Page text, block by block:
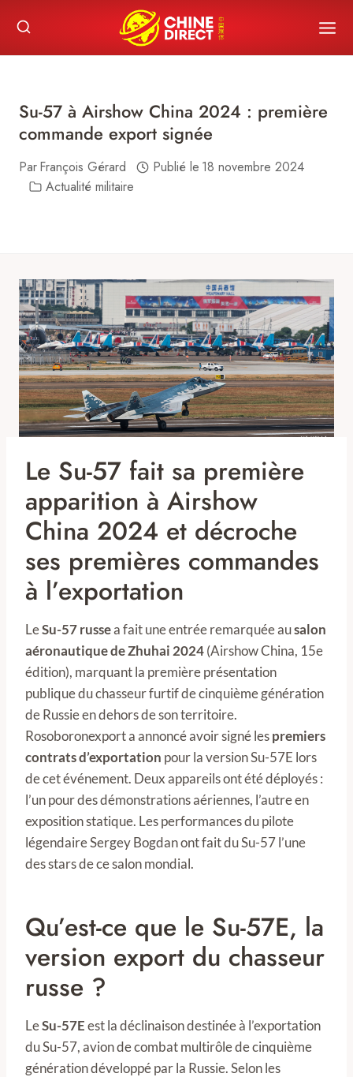
content
Su-57 à Airshow China 2024 : première
commande export signée
ParFrançois Gérard Publié le 18 novembre 2024
Actualité militaire
Le Su-57 fait sa première
apparition à Airshow
China 2024 et décroche
ses premières commandes
à l’exportation
LeSu-57 russea fait une entrée remarquée ausalon
aéronautique de Zhuhai 2024(Airshow China, 15e
édition), marquant la première présentation
publique du chasseur furtif de cinquième génération
de Russie en dehors de son territoire.
Rosoboronexport a annoncé avoir signé lespremiers
contrats d’exportation pour la version Su-57E lors
de cet événement. Deux appareils ont été déployés :
l’un pour des démonstrations aériennes, l’autre en
exposition statique. Les performances du pilote
légendaire Sergey Bogdan ont fait du Su-57 l’une
des stars de ce salon mondial.
Qu’est-ce que le Su-57E, la
version export du chasseur
russe ?
LeSu-57Eest la déclinaison destinée à l’exportation
du Su-57, avion de combat multirôle de cinquième
génération développé par la Russie. Selon les